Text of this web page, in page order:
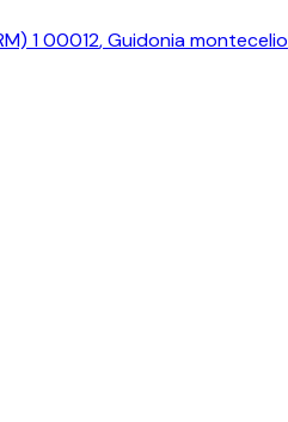
1 00012,Guidonia montecelio